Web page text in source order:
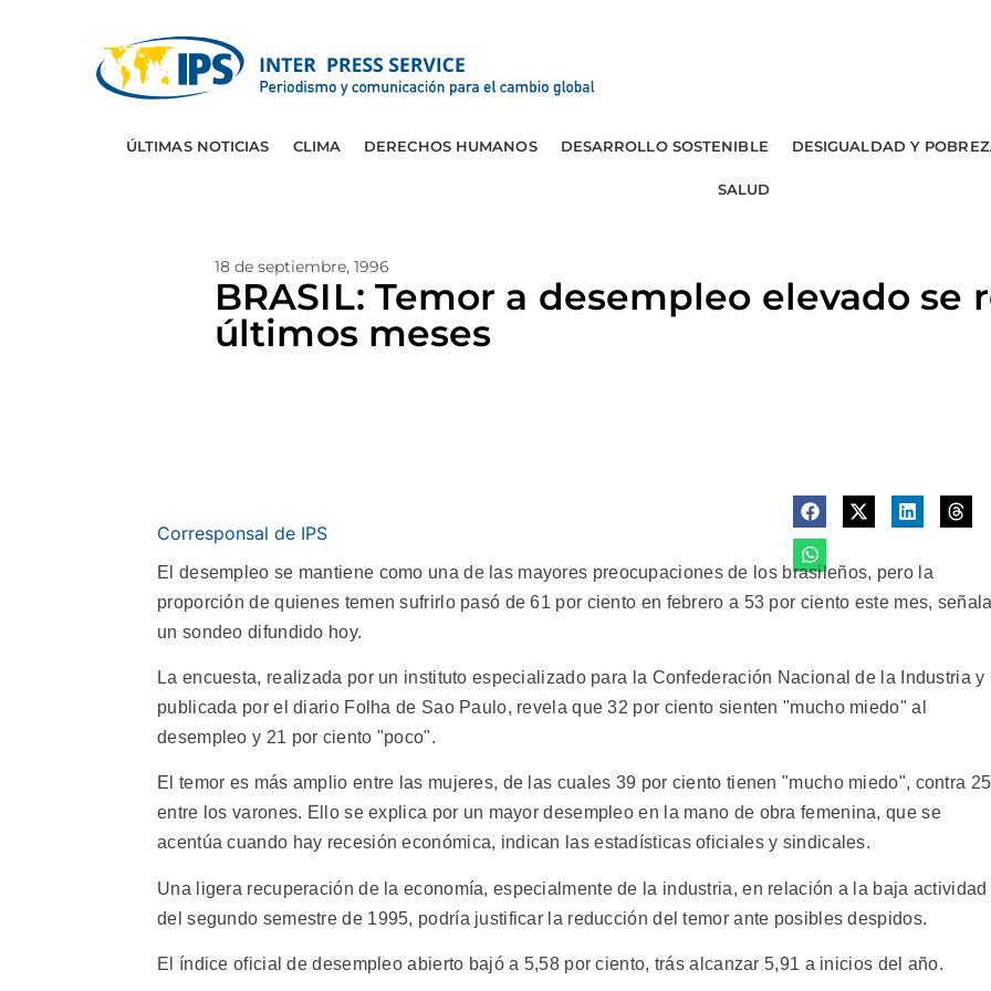
ÚLTIMAS NOTICIAS CLIMA DERECHOS HUMANOS DESARROLLO SOSTENIBLE DESIGUALDAD Y
SALUD
18 de septiembre, 1996
BRASIL: Temor a desempleo elevado se
últimos meses
Corresponsal de IPS
El desempleo se mantiene como una de las mayores preocupaciones de los brasileños, pero la
proporción de quienes temen sufrirlo pasó de 61 por ciento en febrero a 53 por ciento este mes,
un sondeo difundido hoy.
La encuesta, realizada por un instituto especializado para la Confederación Nacional de la Industria y
publicada por el diario Folha de Sao Paulo, revela que 32 por ciento sienten "mucho miedo" al
desempleo y 21 por ciento "poco".
El temor es más amplio entre las mujeres, de las cuales 39 por ciento tienen "mucho miedo", contra 25
entre los varones. Ello se explica por un mayor desempleo en la mano de obra femenina, que se
acentúa cuando hay recesión económica, indican las estadísticas oficiales y sindicales.
Una ligera recuperación de la economía, especialmente de la industria, en relación a la baja actividad
del segundo semestre de 1995, podría justificar la reducción del temor ante posibles despidos.
El índice oficial de desempleo abierto bajó a 5,58 por ciento, trás alcanzar 5,91 a inicios del año.